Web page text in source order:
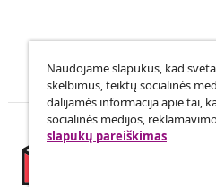
Naudojame slapukus, kad
skelbimus, teiktų socialinės
dalijamės informacija apie tai,
socialinės medijos,
slapukų pareiškimas